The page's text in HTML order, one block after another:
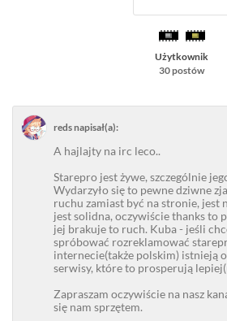
Użytkownik
30 postów
reds napisał(a):
A hajlajty na irc leco..
Starepro jest żywe, szczególnie
Wydarzyło się to pewne dziwne
ruchu zamiast być na stronie, jest
jest solidna, oczywiście thanks to
jej brakuje to ruch. Kuba - jeśli
spróbować rozreklamować
internecie(także polskim) istnieją
serwisy, które to prosperują
Zapraszam oczywiście na nasz
się nam sprzętem.